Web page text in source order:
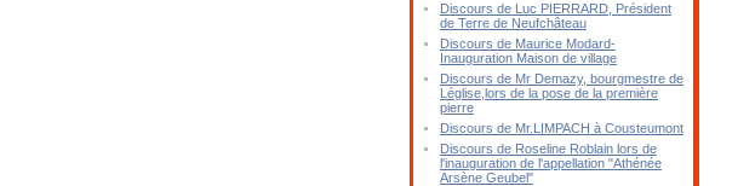
Discours de Luc PIERRARD, Président
de Terre de Neufchâteau
Discours de Maurice Modard-
Inauguration Maison de village
Discours de Mr Demazy, bourgmestre de
Léglise,lors de la pose de la première
pierre
Discours de Mr.LIMPACH à Cousteumont
Discours de Roseline Roblain lors de
l'inauguration de l'appellation "Athénée
Arsène Geubel"